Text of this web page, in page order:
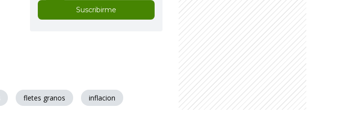
Suscribirme
fletes granos inflacion